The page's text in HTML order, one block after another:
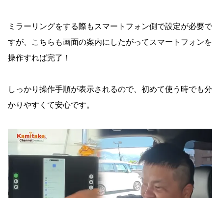
ミラーリングをする際もスマートフォン側で設定が必要で
すが、こちらも画面の案内にしたがってスマートフォンを
操作すれば完了！
しっかり操作手順が表示されるので、初めて使う時でも分
かりやすくて安心です。